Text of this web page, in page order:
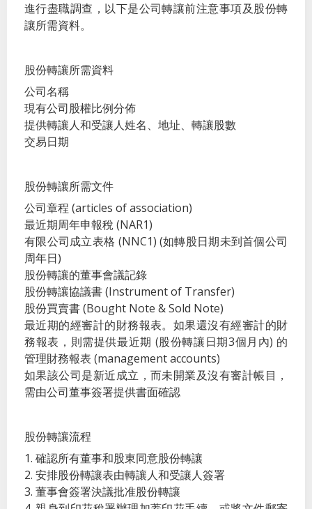
進行盡職調查，以下是公司轉讓前注意事項及股份轉
讓所需資料。
股份轉讓所需資料
公司名稱
現有公司股權比例分佈
提供轉讓人和受讓人姓名、地址、轉讓股數
交易日期
股份轉讓所需文件
公司章程 (articles of association)
最近期周年申報稅 (NAR1)
有限公司成立表格 (NNC1) (如轉股日期未到首個公司
周年日)
股份轉讓的董事會議記錄
股份轉讓協議書 (Instrument of Transfer)
股份買賣書 (Bought Note & Sold Note)
最近期的經審計的財務報表。如果還沒有經審計的財
務報表，則需提供最近期 (股份轉讓日期3個月內) 的
管理財務報表 (management accounts)
如果該公司是新近成立，而未開業及沒有審計帳目，
需由公司董事簽署提供書面確認
股份轉讓流程
1. 確認所有董事和股東同意股份轉讓
2. 安排股份轉讓表由轉讓人和受讓人簽署
3. 董事會簽署決議批准股份轉讓